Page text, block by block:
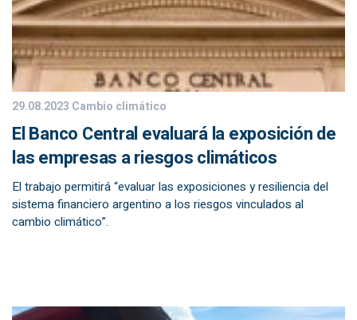
29.08.2023 Cambio climático
El Banco Central evaluará la exposición de
las empresas a riesgos climáticos
El trabajo permitirá “evaluar las exposiciones y resiliencia del
sistema financiero argentino a los riesgos vinculados al
cambio climático”.